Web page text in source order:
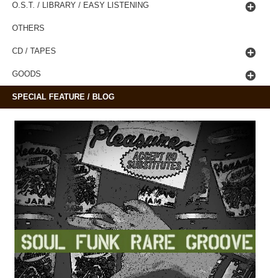
O.S.T. / LIBRARY / EASY LISTENING
OTHERS
CD / TAPES
GOODS
SPECIAL FEATURE / BLOG